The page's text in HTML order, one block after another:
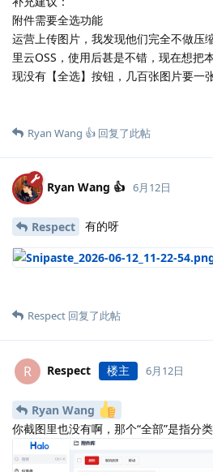
附件需要全选功能
运营上传图片，我发现他们完全不做压
里云OSS，使用后甚是不错，现在想把
现没有【全选】按钮，几百张图片要一
Ryan Wang 👍 回复了此帖
Ryan Wang 👍 6月12日
Respect 有的呀
Respect 回复了此帖
R Respect 楼主 6月12日
Ryan Wang
你截图里也没有啊，那个“全部”是指分